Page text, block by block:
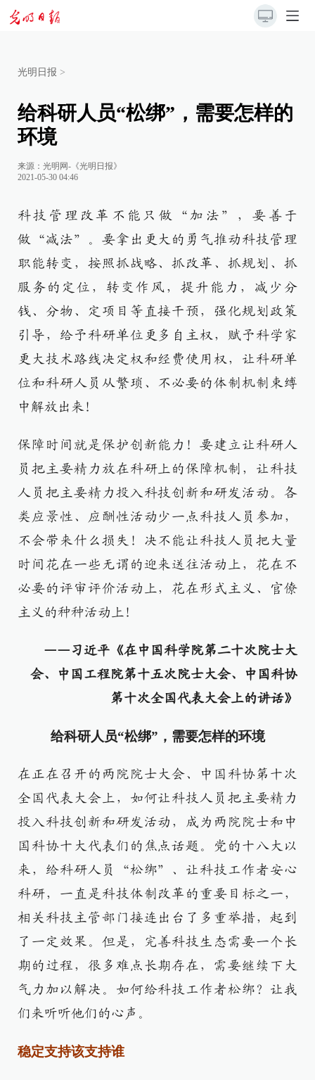
光明日报 >
给科研人员“松绑”，需要怎样的
环境
来源： 光明网-《光明日报》
2021-05-30 04:46
科技管理改革不能只做“加法”，要善于
做“减法”。要拿出更大的勇气推动科技管理
职能转变，按照抓战略、抓改革、抓规划、抓
服务的定位，转变作风，提升能力，减少分
钱、分物、定项目等直接干预，强化规划政策
引导，给予科研单位更多自主权，赋予科学家
更大技术路线决定权和经费使用权，让科研单
位和科研人员从繁琐、不必要的体制机制束缚
中解放出来！
保障时间就是保护创新能力！要建立让科研人
员把主要精力放在科研上的保障机制，让科技
人员把主要精力投入科技创新和研发活动。各
类应景性、应酬性活动少一点科技人员参加，
不会带来什么损失！决不能让科技人员把大量
时间花在一些无谓的迎来送往活动上，花在不
必要的评审评价活动上，花在形式主义、官僚
主义的种种活动上！
——习近平《在中国科学院第二十次院士大
会、中国工程院第十五次院士大会、中国科协
第十次全国代表大会上的讲话》
给科研人员“松绑”，需要怎样的环境
在正在召开的两院院士大会、中国科协第十次
全国代表大会上，如何让科技人员把主要精力
投入科技创新和研发活动，成为两院院士和中
国科协十大代表们的焦点话题。党的十八大以
来，给科研人员“松绑”、让科技工作者安心
科研，一直是科技体制改革的重要目标之一，
相关科技主管部门接连出台了多重举措，起到
了一定效果。但是，完善科技生态需要一个长
期的过程，很多难点长期存在，需要继续下大
气力加以解决。如何给科技工作者松绑？让我
们来听听他们的心声。
稳定支持该支持谁